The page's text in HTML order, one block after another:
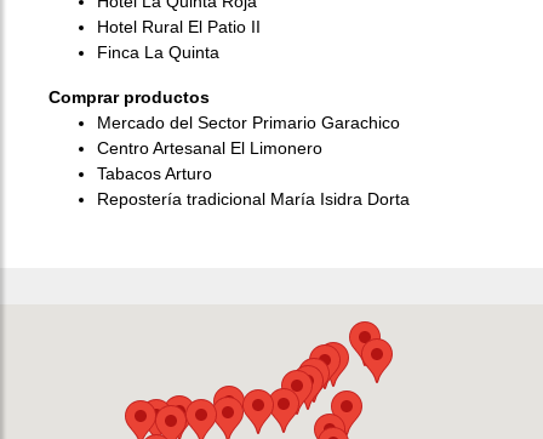
Hotel Rural El Patio II
Finca La Quinta
Comprar productos
Mercado del Sector Primario Garachico
Centro Artesanal El Limonero
Tabacos Arturo
Repostería tradicional María Isidra Dorta